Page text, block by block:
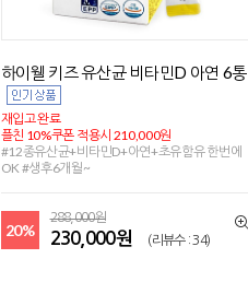
하이웰 키즈 유산균 비타민D 아연 6통
재입고 완료
플친 10%쿠폰 적용시 210,000원
#12종유산균+비타민D+아연+초유함유 한번에
OK #생후6개월~
20%
288,000원
230,000원 (리뷰수 : 34)